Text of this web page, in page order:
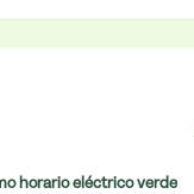
horario eléctrico verde